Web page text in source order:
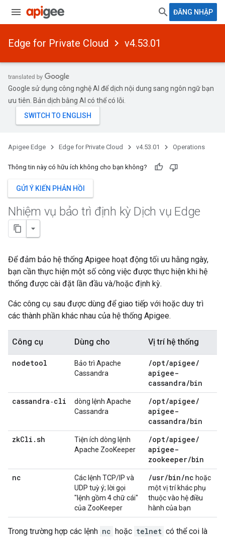
ĐĂNG NHẬP
Edge for Private Cloud v4.53.01
Google sử dụng công nghệ AI để dịch nội dung sang ngôn ngữ bạn
ưu tiên. Bản dịch bằng AI có thể có lỗi.
Apigee Edge Edge for Private Cloud v4.53.01 Operations
Thông tin này có hữu ích không cho bạn không?
GỬI Ý KIẾN PHẢN HỒI
Nhiệm vụ bảo trì định kỳ Dịch vụ Edge
Để đảm bảo hệ thống Apigee hoạt động tối ưu hằng ngày,
bạn cần thực hiện một số công việc được thực hiện khi hệ
thống được cài đặt lần đầu và/hoặc định kỳ.
Các công cụ sau được dùng để giao tiếp với hoặc duy trì
các thành phần khác nhau của hệ thống Apigee.
Công cụ Dùng cho Vị trí hệ thống
nodetool
Bảo trì Apache
Cassandra
/opt/apigee/
apigee-
cassandra/bin
cassandra‑cli
dòng lệnh Apache
Cassandra
/opt/apigee/
apigee-
cassandra/bin
zkCli .sh
Tiện ích dòng lệnh
Apache ZooKeeper
/opt/apigee/
apigee-
zookeeper/bin
nc
Các lệnh TCP/IP và
UDP tuỳ ý; lời gọi
"lệnh gồm 4 chữ cái"
của ZooKeeper
/usr/bin/nc hoặc
một vị trí khác phụ
thuộc vào hệ điều
hành của bạn
Trong trường hợp các lệnh nc hoặc telnet có thể coi là